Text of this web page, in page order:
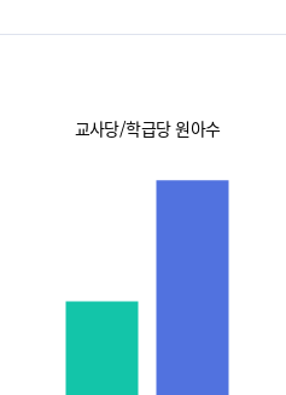
교사당/학급당 원아수